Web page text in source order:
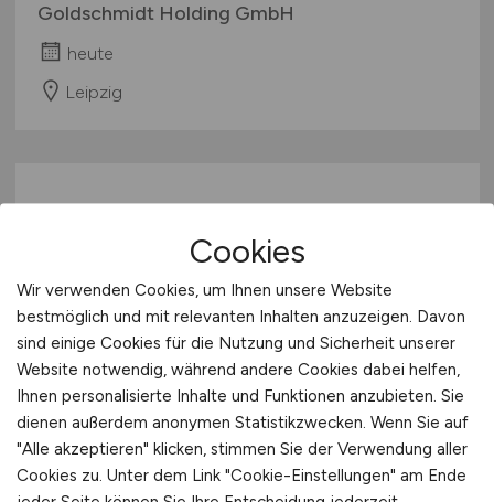
Goldschmidt Holding GmbH
heute
Leipzig
Koch(w/m/d)
Bavaria Alm
Hildesheim
Cookies
Wir verwenden Cookies, um Ihnen unsere Website
bestmöglich und mit relevanten Inhalten anzuzeigen. Davon
sind einige Cookies für die Nutzung und Sicherheit unserer
Website notwendig, während andere Cookies dabei helfen,
Ihnen personalisierte Inhalte und Funktionen anzubieten. Sie
dienen außerdem anonymen Statistikzwecken. Wenn Sie auf
"Alle akzeptieren" klicken, stimmen Sie der Verwendung aller
Cookies zu. Unter dem Link "Cookie-Einstellungen" am Ende